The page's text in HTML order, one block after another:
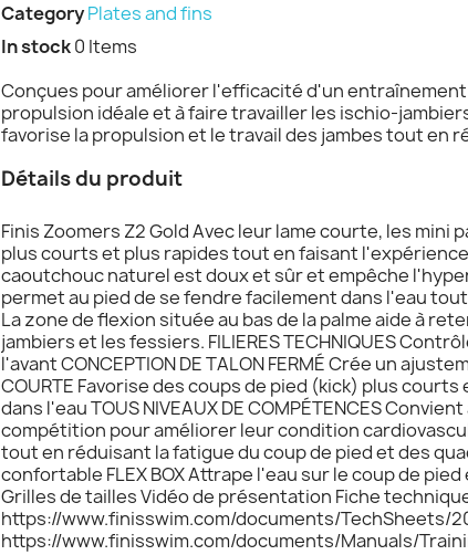
CategoryPlates and fins
In stock0 Items
Conçues pour améliorer l'efficacité d'un
propulsion idéale et à faire travailler les ischio-
favorise la propulsion et le travail des jambes tout en
Détails du produit
Finis Zoomers Z2 Gold Avec leur lame courte, les
plus courts et plus rapides tout en faisant
caoutchouc naturel est doux et sûr et empêche
permet au pied de se fendre facilement dans l'eau
La zone de flexion située au bas de la palme aide à
jambiers et les fessiers. FILIERES TECHNIQUES
l'avant CONCEPTION DE TALON FERMÉ Crée un
COURTE Favorise des coups de pied (kick) plus
dans l'eau TOUS NIVEAUX DE COMPÉTENCES
compétition pour améliorer leur condition
tout en réduisant la fatigue du coup de pied et des
confortable FLEX BOX Attrape l'eau sur le coup de
Grilles de tailles Vidéo de présentation Fiche
https://www.finisswim.com/documents/TechSheets/
https://www.finisswim.com/documents/Manuals/